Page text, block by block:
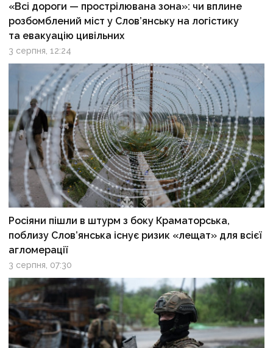
«Всі дороги — прострілювана зона»: чи вплине
розбомблений міст у Слов’янську на логістику
та евакуацію цивільних
3 серпня, 12:24
Росіяни пішли в штурм з боку Краматорська,
поблизу Слов’янська існує ризик «лещат» для всієї
агломерації
3 серпня, 07:30